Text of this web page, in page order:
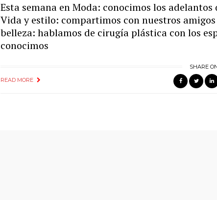
Esta semana en Moda: conocimos los
Vida y estilo: compartimos con nuestros amigos
belleza: hablamos de cirugía plástica con los
conocimos
READ MORE
SHARE